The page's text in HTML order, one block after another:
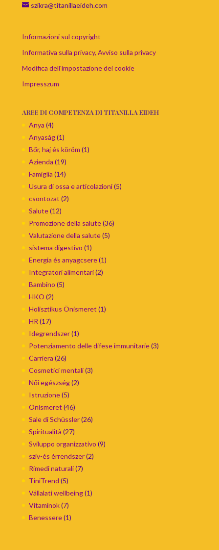
szikra@titanillaeideh.com
Informazioni sul copyright
Informativa sulla privacy, Avviso sulla privacy
Modifica dell'impostazione dei cookie
Impresszum
AREE DI COMPETENZA DI TITANILLA EIDEH
Anya (4)
Anyaság(1)
Bőr, haj és köröm (1)
Azienda (19)
Famiglia (14)
Usura di ossa e articolazioni(5)
csontozat (2)
Salute(12)
Promozione della salute(36)
Valutazione della salute(5)
sistema digestivo (1)
Energia és anyagcsere(1)
Integratori alimentari(2)
Bambino (5)
HKO (2)
Holisztikus Önismeret (1)
HR (17)
Idegrendszer(1)
Potenziamento delle difese immunitarie(3)
Carriera (26)
Cosmetici mentali(3)
Női egészség(2)
Istruzione(5)
Önismeret (46)
Sale di Schüssler(26)
Spiritualità (27)
Sviluppo organizzativo (9)
szív-és érrendszer(2)
Rimedi naturali(7)
TiniTrend (5)
Vállalati wellbeing(1)
Vitaminok(7)
Benessere(1)